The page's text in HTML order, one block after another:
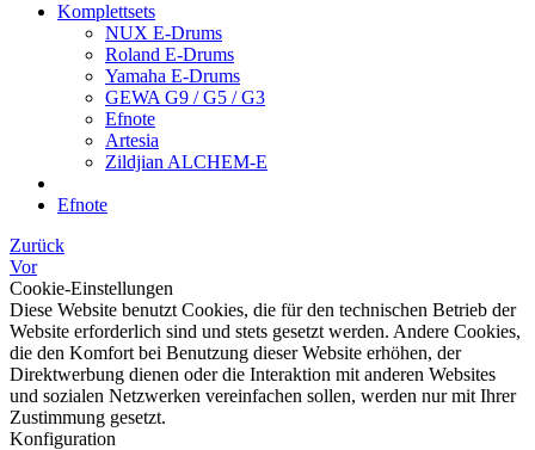
Komplettsets
NUX E-Drums
Roland E-Drums
Yamaha E-Drums
GEWA G9 / G5 / G3
Efnote
Artesia
Zildjian ALCHEM-E
Efnote
Zurück
Vor
Cookie-Einstellungen
Diese Website benutzt Cookies, die für den technischen Betrieb der
Website erforderlich sind und stets gesetzt werden. Andere Cookies,
die den Komfort bei Benutzung dieser Website erhöhen, der
Direktwerbung dienen oder die Interaktion mit anderen Websites
und sozialen Netzwerken vereinfachen sollen, werden nur mit Ihrer
Zustimmung gesetzt.
Konfiguration